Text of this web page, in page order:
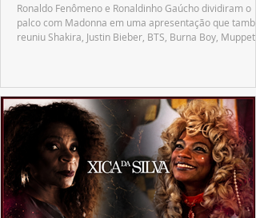
Ronaldo Fenômeno e Ronaldinho Gaúcho dividiram o
palco com Madonna em uma apresentação que
reuniu Shakira, Justin Bieber, BTS, Burna Boy, Muppets,